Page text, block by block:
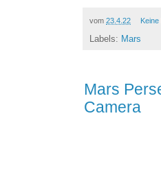
vom 23.4.22 Keine
Labels: Mars
Mars
Camera